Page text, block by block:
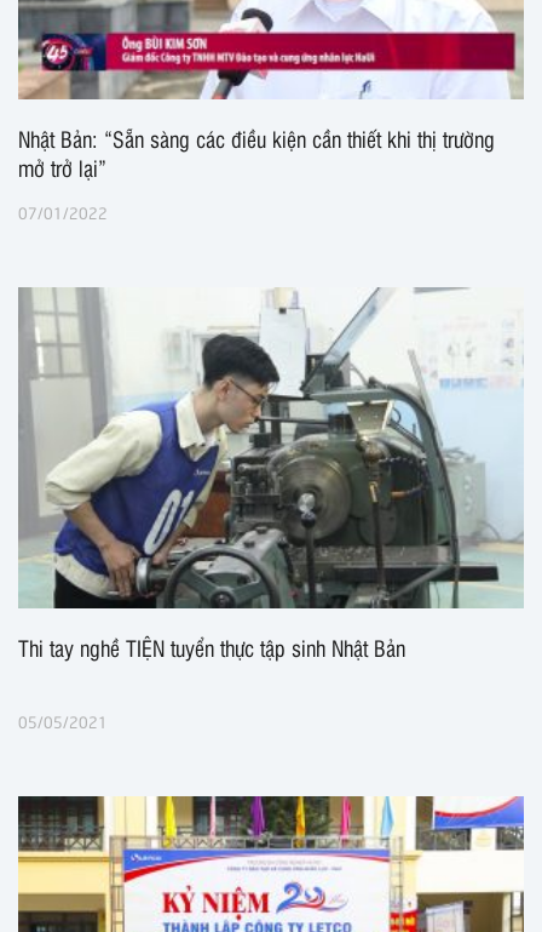
Nhật Bản: “Sẵn sàng các điều kiện cần thiết khi thị trường
mở trở lại”
07/01/2022
Thi tay nghề TIỆN tuyển thực tập sinh Nhật Bản
05/05/2021